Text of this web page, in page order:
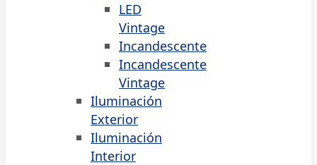
LED
Vintage
Incandescente
Incandescente
Vintage
Iluminación
Exterior
Iluminación
Interior